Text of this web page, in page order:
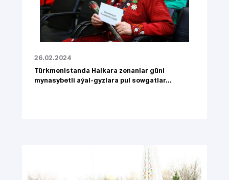
26.02.2024
Türkmenistanda Halkara zenanlar güni
mynasybetli aýal-gyzlara pul sowgatlar...